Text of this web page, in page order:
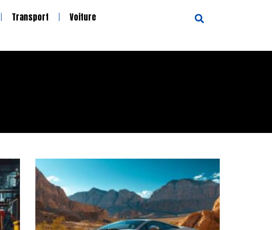
Transport Voiture